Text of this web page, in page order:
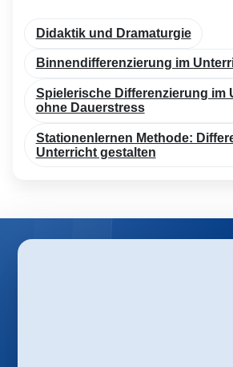
Didaktik und Dramaturgie
Binnendifferenzierung im
Spielerische Differenzierung im
ohne Dauerstress
Stationenlernen Methode:
Unterricht gestalten